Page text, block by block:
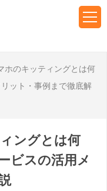
ホのキッティングとは何
ット・事例まで徹底解
ングとは何
ビスの活用メ